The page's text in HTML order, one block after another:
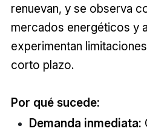
renuevan, y se observa
mercados energéticos y
experimentan
corto plazo.
Por qué sucede:
Demanda inmediata: